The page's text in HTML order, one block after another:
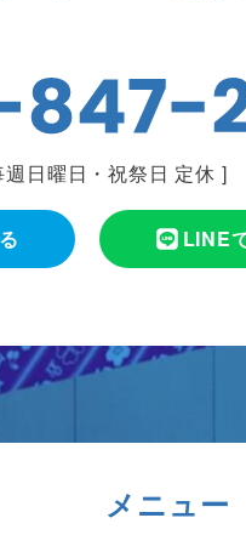
週日曜日・祝祭日 定休 ]
LINE
メニュー